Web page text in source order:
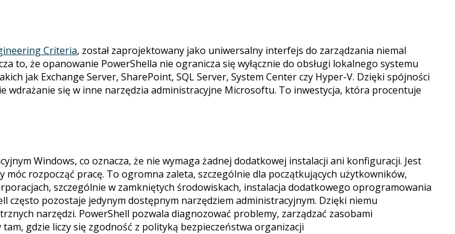
Criteria, został zaprojektowany jako uniwersalny interfejs do zarządzania niemal
to, że opanowanie PowerShella nie ogranicza się wyłącznie do obsługi lokalnego systemu
jak Exchange Server, SharePoint, SQL Server, System Center czy Hyper-V. Dzięki spójności
wdrażanie się w inne narzędzia administracyjne Microsoftu. To inwestycja, która procentuje
Windows, co oznacza, że nie wymaga żadnej dodatkowej instalacji ani konfiguracji. Jest
rozpocząć pracę. To ogromna zaleta, szczególnie dla początkujących użytkowników,
szczególnie w zamkniętych środowiskach, instalacja dodatkowego oprogramowania
często pozostaje jedynym dostępnym narzędziem administracyjnym. Dzięki niemu
narzędzi. PowerShell pozwala diagnozować problemy, zarządzać zasobami
gdzie liczy się zgodność z polityką bezpieczeństwa organizacji